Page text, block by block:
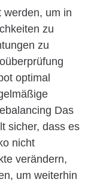
werden, um in
zu
zu
optimal
Das
sicher, dass es
nicht
verändern,
um weiterhin